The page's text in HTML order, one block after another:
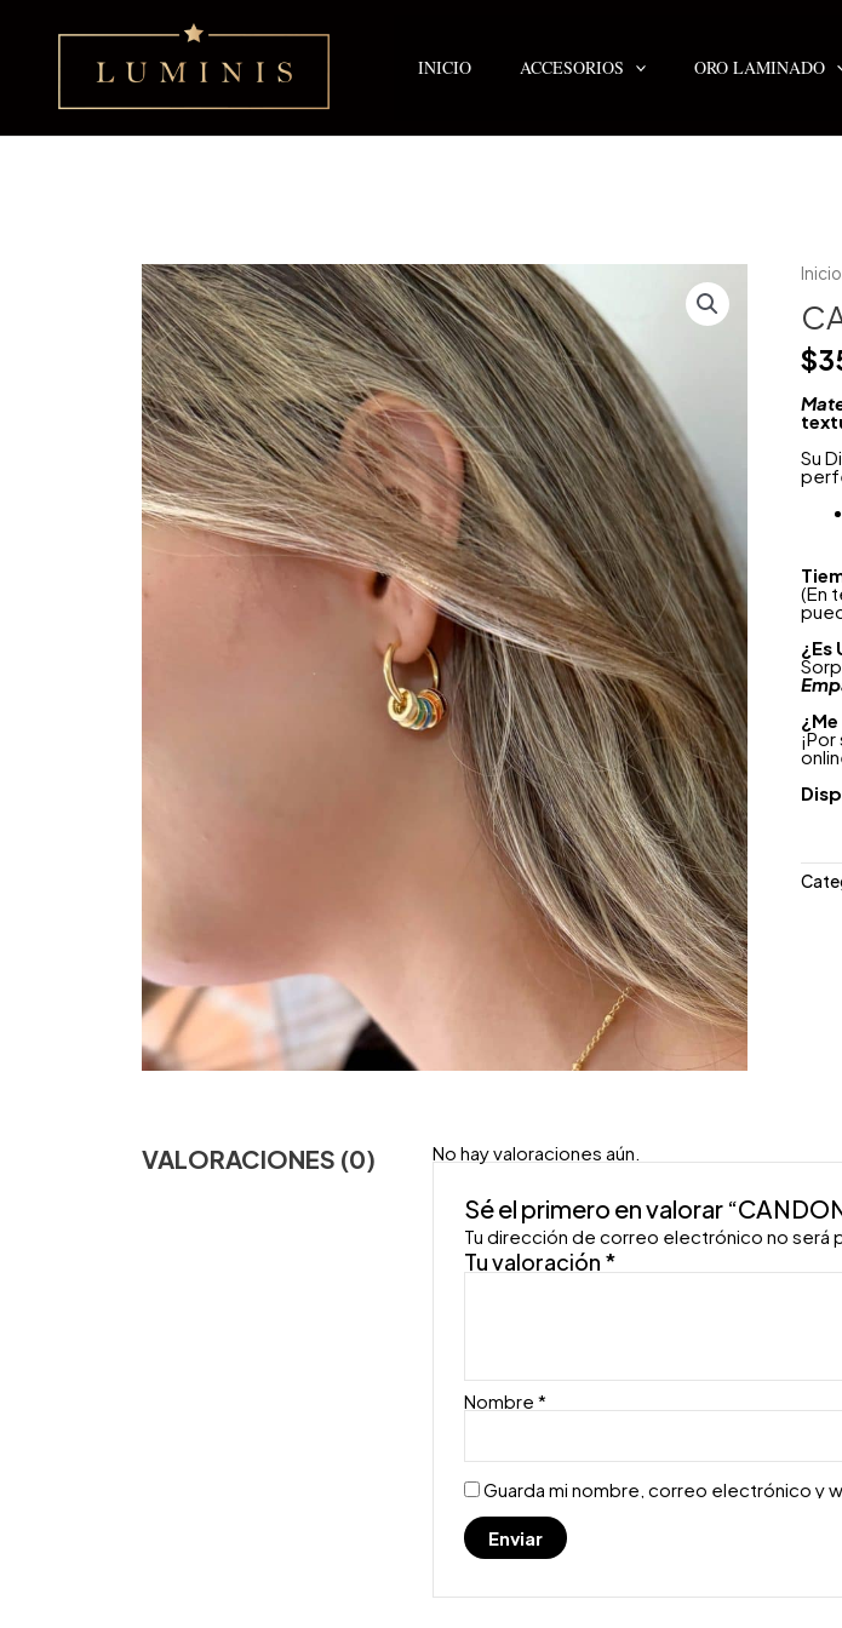
contenido
INICIO
ACCESORIOS ORO LAMINADO
Inicio
$
Su
(En
¿ Es
VALORACIONES (0) No hay valoraciones aún.
Sé el primero en valorar
Tu dirección de correo electrónico no será
Tu valoración *
Nombre*
Guarda mi nombre, correo electrónico y